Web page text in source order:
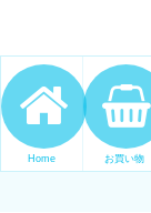
ママの才
表現ステ
ンスを表
Home お買い物